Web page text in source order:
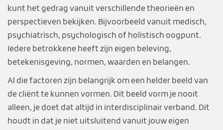
kunt het gedrag vanuit verschillende theorieën en
perspectieven bekijken. Bijvoorbeeld vanuit medisch,
psychiatrisch, psychologisch of holistisch oogpunt.
Iedere betrokkene heeft zijn eigen beleving,
betekenisgeving, normen, waarden en belangen.
Al die factoren zijn belangrijk om een helder beeld van
de cliënt te kunnen vormen. Dit beeld vorm je nooit
alleen, je doet dat altijd in interdisciplinair verband. Dit
houdt in dat je niet uitsluitend vanuit jouw eigen